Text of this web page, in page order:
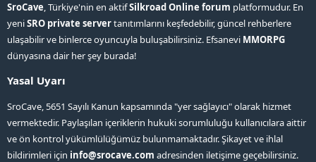
SroCave, Türkiye'nin en aktifSilkroad Online forum platformudur. En
yeniSRO private servertanıtımlarını keşfedebilir, güncel rehberlere
ulaşabilir ve binlerce oyuncuyla buluşabilirsiniz. Efsanevi MMORPG
dünyasına dair her şey burada!
Yasal Uyarı
SroCave, 5651 Sayılı Kanun kapsamında "yer sağlayıcı" olarak hizmet
vermektedir. Paylaşılan içeriklerin hukuki sorumluluğu kullanıcılara aittir
ve ön kontrol yükümlülüğümüz bulunmamaktadır. Şikayet ve ihlal
bildirimleri için info@srocave.com adresinden iletişime geçebilirsiniz.